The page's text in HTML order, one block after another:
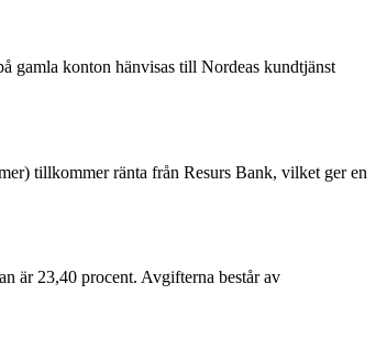
gamla konton hänvisas till Nordeas kundtjänst
tillkommer ränta från Resurs Bank, vilket ger en
är 23,40 procent. Avgifterna består av